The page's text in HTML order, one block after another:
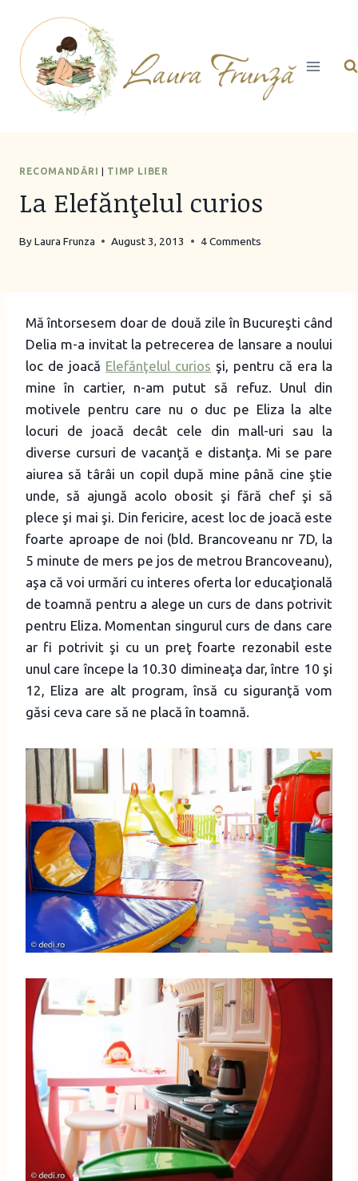
content
RECOMANDĂRI TIMP LIBER
La Elefănţelul curios
ByLaura Frunza August 3, 2013 4 Comments
Mă întorsesem doar de două zile în Bucureşti când
Delia m-a invitat la petrecerea de lansare a noului
loc de joacă Elefănţelul curios şi, pentru că era la
mine în cartier, n-am putut să refuz. Unul din
motivele pentru care nu o duc pe Eliza la alte
locuri de joacă decât cele din mall-uri sau la
diverse cursuri de vacanţă e distanţa. Mi se pare
aiurea să târâi un copil după mine până cine ştie
unde, să ajungă acolo obosit şi fără chef şi să
plece şi mai şi. Din fericire, acest loc de joacă este
foarte aproape de noi (bld. Brancoveanu nr 7D, la
5 minute de mers pe jos de metrou Brancoveanu),
aşa că voi urmări cu interes oferta lor educaţională
de toamnă pentru a alege un curs de dans potrivit
pentru Eliza. Momentan singurul curs de dans care
ar fi potrivit şi cu un preţ foarte rezonabil este
unul care începe la 10.30 dimineaţa dar, între 10 şi
12, Eliza are alt program, însă cu siguranţă vom
găsi ceva care să ne placă în toamnă.